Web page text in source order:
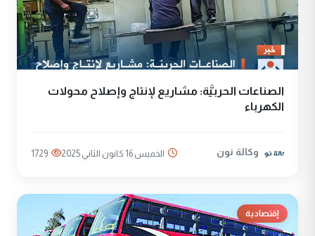
الصناعات الحربيَّة: مشاريع لإنتاج وإصلاح محولات
الكهرباء
وكالة نون الخميس 16 كانون الثاني 2025 1729
إقتصادية